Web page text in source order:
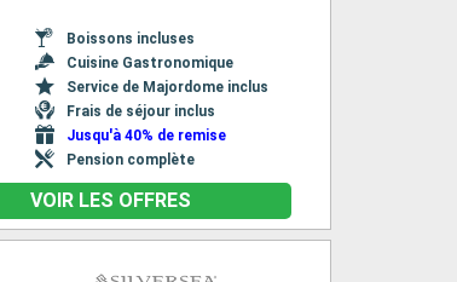
Boissons incluses
Cuisine Gastronomique
Service de Majordome inclus
Frais de séjour inclus
Jusqu'à 40% de remise
Pension complète
VOIR LES OFFRES